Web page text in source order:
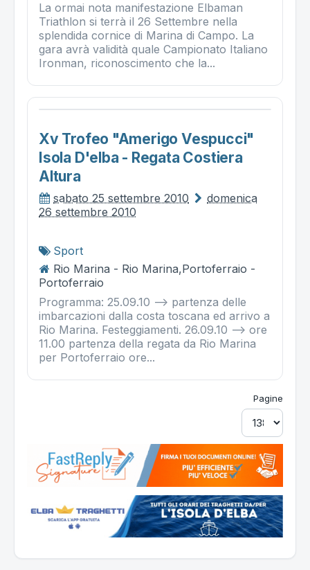
La ormai nota manifestazione Elbaman
Triathlon si terrà il 26 Settembre nella
splendida cornice di Marina di Campo. La
gara avrà validità quale Campionato Italiano
Ironman, riconoscimento che la...
Xv Trofeo "amerigo Vespucci"
Isola D'elba - Regata Costiera
Altura
sabato 25 settembre 2010
domenica
26 settembre 2010
Sport
Rio Marina - Rio Marina,Portoferraio -
Portoferraio
Programma: 25.09.10 --> partenza delle
imbarcazioni dalla costa toscana ed arrivo a
Rio Marina. Festeggiamenti. 26.09.10 --> ore
11.00 partenza della regata da Rio Marina
per Portoferraio ore...
Pagine